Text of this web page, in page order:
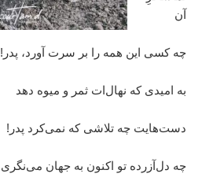
آن
چه کسی این همه را بر سرت آورد، پدر!
به امیدی که نهال‌ات ثمر و میوه دهد
دست‌هایت چه تلاشی که نمی‌کرد پدر!
چه دل‌آزرده تو اکنون به جهان می‌نگری